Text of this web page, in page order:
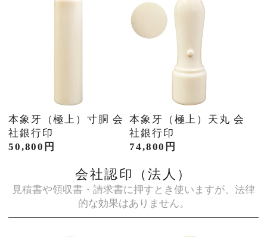
本象牙（極上）寸胴 会
社銀行印
50,800円
本象牙（極上）天丸 会
社銀行印
74,800円
会社認印（法人）
見積書や領収書・請求書に押すとき使いますが、法律
的な効果はありません。